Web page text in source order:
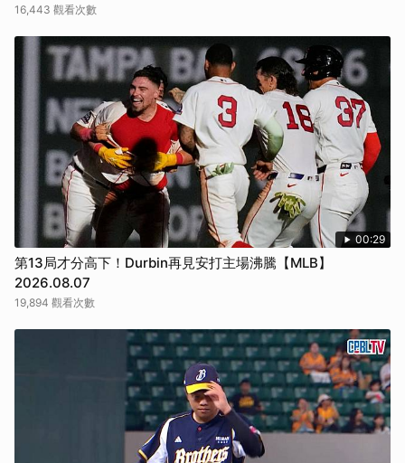
16,443 觀看次數
00:29
第13局才分高下！Durbin再見安打主場沸騰【MLB】
2026.08.07
19,894 觀看次數